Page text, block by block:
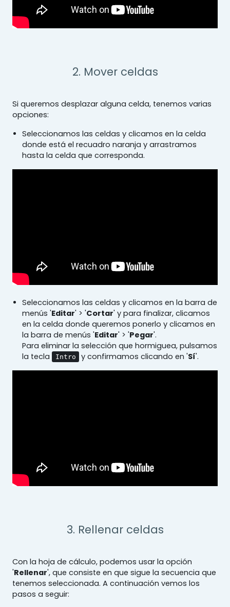
2. Mover celdas
Si queremos desplazar alguna celda, tenemos varias
opciones:
Seleccionamos las celdas y clicamos en la celda
donde está el recuadro naranja y arrastramos
hasta la celda que corresponda.
Seleccionamos las celdas y clicamos en la barra de
menús 'Editar' > 'Cortar' y para finalizar, clicamos
en la celda donde queremos ponerlo y clicamos en
la barra de menús 'Editar' > 'Pegar'.
Para eliminar la selección que hormiguea, pulsamos
la tecla
Intro y confirmamos clicando en 'Sí'.
3. Rellenar celdas
Con la hoja de cálculo, podemos usar la opción
'Rellenar', que consiste en que sigue la secuencia que
tenemos seleccionada. A continuación vemos los
pasos a seguir: